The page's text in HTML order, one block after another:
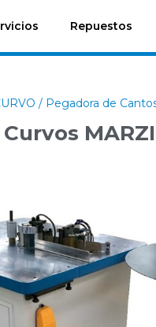
Repuestos
/ Pegadora de